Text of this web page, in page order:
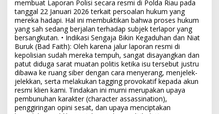
membuat Laporan Polisi secara resmi di Polda Riau pada
tanggal 22 Januari 2026 terkait persoalan hukum yang
mereka hadapi. Hal ini membuktikan bahwa proses hukum
yang sah sedang berjalan terhadap subjek terlapor yang
bersangkutan. • Indikasi Sengaja Bikin Kegaduhan dan Niat
Buruk (Bad Faith): Oleh karena jalur laporan resmi di
kepolisian sudah mereka tempuh, sangat disayangkan dan
patut diduga sarat muatan politis ketika isu tersebut justru
dibawa ke ruang siber dengan cara menyerang, menjelek-
jelekkan, serta melakukan tagging provokatif kepada akun
resmi klien kami. Tindakan ini murni merupakan upaya
pembunuhan karakter (character assassination),
penggiringan opini sesat, dan upaya menciptakan